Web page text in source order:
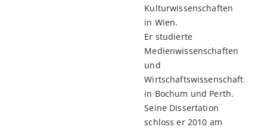
Kulturwissenschaften
in Wien.
Er studierte
Medienwissenschaften
und
Wirtschaftswissenschaft
in Bochum und Perth.
Seine Dissertation
schloss er 2010 am